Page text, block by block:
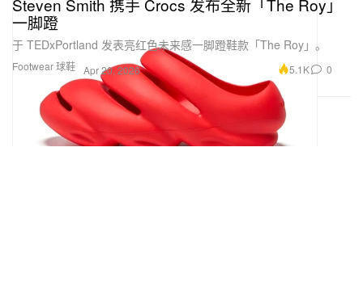
Footwear 球鞋
一脚蹬
于 TEDxPortland 发表亮红色未来感一脚蹬鞋款「The Roy」。
Apr 20, 2026 5.1K 0